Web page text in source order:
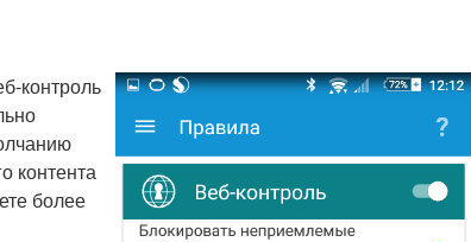
контроль
контента
более